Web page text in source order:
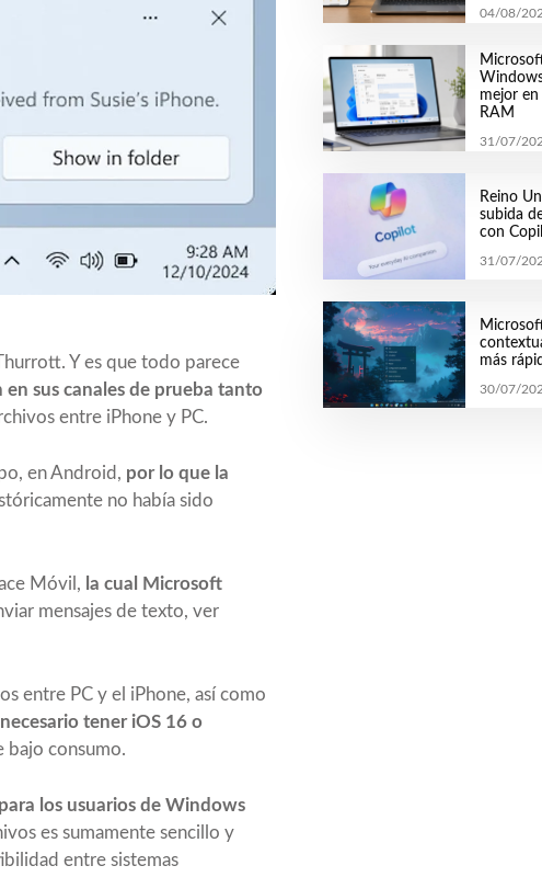
. Y es que todo parece
sus canales de prueba tanto
entre iPhone y PC.
en Android, por lo que la
no había sido
Móvil, la cual Microsoft
mensajes de texto, ver
entre PC y el iPhone, así como
tener iOS 16 o
consumo.
los usuarios de Windows
es sumamente sencillo y
entre sistemas
04/08/
mejor en
RAM
31/07/
Reino
subida
con
31/07/
más
30/07/